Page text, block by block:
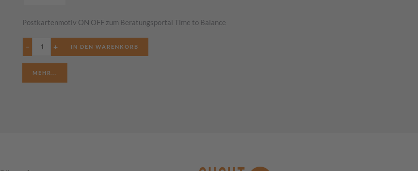
Postkartenmotiv ON OFF zum Beratungsportal Time to Balance
− +
MEHR...